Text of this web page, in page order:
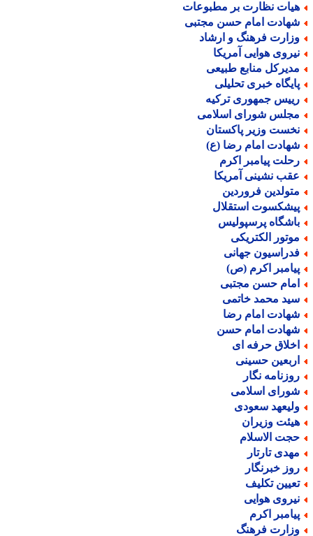
نظارت بر مطبوعات
امام حسن مجتبی
فرهنگ و ارشاد
هوایی آمریکا
منابع طبیعی
خبری تحلیلی
جمهوری ترکیه
شورای اسلامی
وزیر پاکستان
امام رضا (ع)
پیامبر اکرم
نشینی آمریکا
فروردین
استقلال
پرسپولیس
الکتریکی
جهانی
اکرم (ص)
حسن مجتبی
محمد خاتمی
امام رضا
امام حسن
حرفه ای
حسینی
نگار
اسلامی
سعودی
وزیران
الاسلام
تارتار
خبرنگار
تکلیف
هوایی
اکرم
فرهنگ